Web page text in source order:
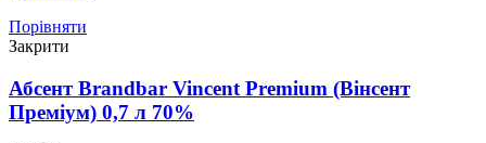
Порівняти
Закрити
Абсент Brandbar Vincent Premium (Вінсент
Преміум) 0,7 л 70%